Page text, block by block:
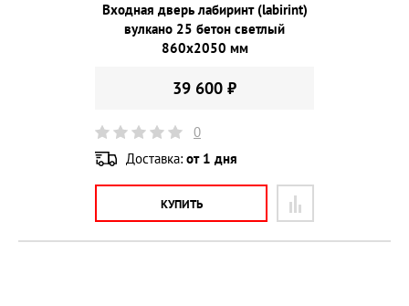
Входная дверь лабиринт (labirint)
вулкано 25 бетон светлый
860х2050 мм
39 600 ₽
0
Доставка: от 1 дня
КУПИТЬ